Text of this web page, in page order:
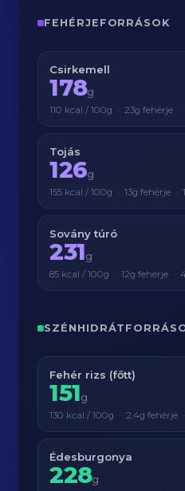
FEHÉRJEFORRÁSOK
Csirkemell
178g
110 kcal / 100g · 23g fehérje ·
Tojás
126g
155 kcal / 100g · 13g fehérje ·
Sovány túró
231g
85 kcal / 100g · 12g fehérje ·
Fehér rizs (főtt)
151g
130 kcal / 100g · 2.4g fehérje
Édesburgonya
228g